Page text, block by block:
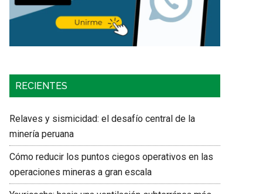
RECIENTES
Relaves y sismicidad: el desafío central de la
minería peruana
Cómo reducir los puntos ciegos operativos en las
operaciones mineras a gran escala